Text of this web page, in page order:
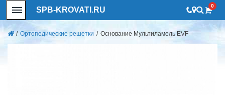
SPB-KROVATI.RU 0
/ Ортопедические решетки / Основание Мультиламель EVF